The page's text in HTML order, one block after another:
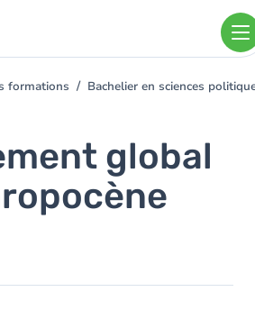
formations Bachelier en sciences
global